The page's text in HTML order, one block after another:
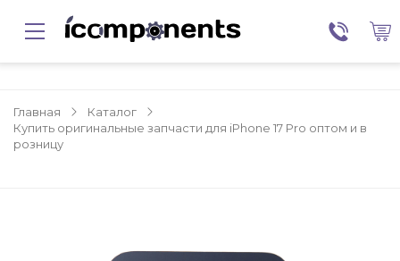
Главная
Каталог
Купить оригинальные запчасти для iPhone 17 Pro оптом и в
розницу